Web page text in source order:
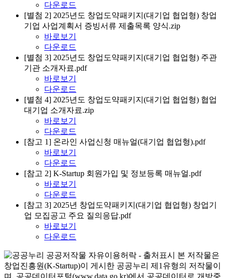
다운로드
[별첨 2] 2025년도 창업도약패키지(대기업 협업형) 창업
기업 사업계획서 증빙서류 제출목록 양식.zip
바로보기
다운로드
[별첨 3] 2025년도 창업도약패키지(대기업 협업형) 주관
기관 소개자료.pdf
바로보기
다운로드
[별첨 4] 2025년도 창업도약패키지(대기업 협업형) 협업
대기업 소개자료.zip
바로보기
다운로드
[참고 1] 온라인 사업신청 매뉴얼(대기업 협업형).pdf
바로보기
다운로드
[참고 2] K-Startup 회원가입 및 정보등록 매뉴얼.pdf
바로보기
다운로드
[참고 3] 2025년 창업도약패키지(대기업 협업형) 창업기
업 모집공고 주요 질의응답.pdf
바로보기
다운로드
본 저작물은
창업진흥원(K-Startup)이 게시한 공공누리 제1유형의 저작물이
며, 공공데이터포털(www.data.go.kr)에서 공공데이터로 개방중